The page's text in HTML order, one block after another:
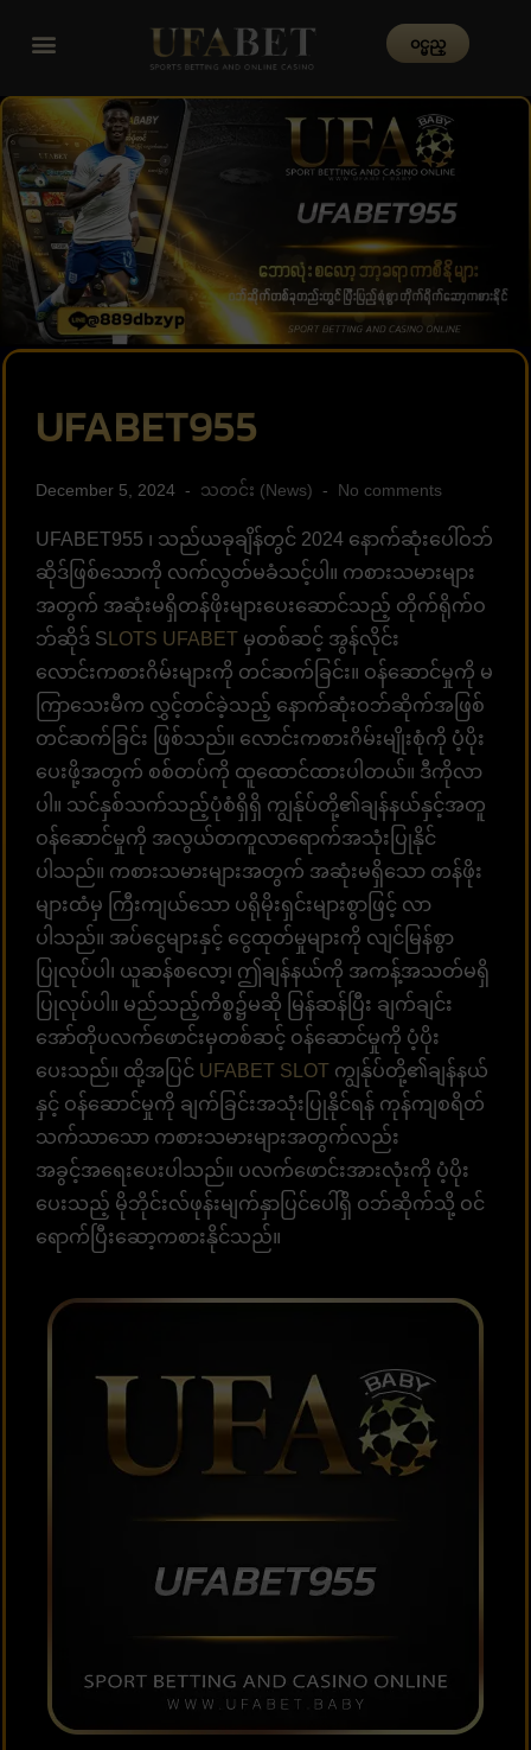
၀င္မည္
UFABET955
December 5, 2024 သတင်း (News) No comments
UFABET955 ၊ သည်ယခုချိန်တွင် 2024 နောက်ဆုံးပေါ်ဝဘ်
ဆိုဒ်ဖြစ်သောကို လက်လွတ်မခံသင့်ပါ။ ကစားသမားများ
အတွက် အဆုံးမရှိတန်ဖိုးများပေးဆောင်သည့် တိုက်ရိုက်ဝ
ဘ်ဆိုဒ် S LOTS UFABET မှတစ်ဆင့် အွန်လိုင်း
လောင်းကစားဂိမ်းများကို တင်ဆက်ခြင်း။ ဝန်ဆောင်မှုကို မ
ကြာသေးမီက လွှင့်တင်ခဲ့သည့် နောက်ဆုံးဝဘ်ဆိုက်အဖြစ်
တင်ဆက်ခြင်း ဖြစ်သည်။ လောင်းကစားဂိမ်းမျိုးစုံကို ပံ့ပိုး
ပေးဖို့အတွက် စစ်တပ်ကို ထူထောင်ထားပါတယ်။ ဒီကိုလာ
ပါ။ သင်နှစ်သက်သည့်ပုံစံရှိရှိ ကျွန်ုပ်တို့၏ချန်နယ်နှင့်အတူ
ဝန်ဆောင်မှုကို အလွယ်တကူလာရောက်အသုံးပြုနိုင်
ပါသည်။ ကစားသမားများအတွက် အဆုံးမရှိသော တန်ဖိုး
များထံမှ ကြီးကျယ်သော ပရိုမိုးရှင်းများစွာဖြင့် လာ
ပါသည်။ အပ်ငွေများနှင့် ငွေထုတ်မှုများကို လျင်မြန်စွာ
ပြုလုပ်ပါ၊ ယူဆန်စလော့၊ ဤချန်နယ်ကို အကန့်အသတ်မရှိ
ပြုလုပ်ပါ။ မည်သည့်ကိစ္စ၌မဆို မြန်ဆန်ပြီး ချက်ချင်း
အော်တိုပလက်ဖောင်းမှတစ်ဆင့် ဝန်ဆောင်မှုကို ပံ့ပိုး
ပေးသည်။ ထို့အပြင် UFABET SLOT ကျွန်ုပ်တို့၏ချန်နယ်
နှင့် ဝန်ဆောင်မှုကို ချက်ခြင်းအသုံးပြုနိုင်ရန် ကုန်ကျစရိတ်
သက်သာသော ကစားသမားများအတွက်လည်း
အခွင့်အရေးပေးပါသည်။ ပလက်ဖောင်းအားလုံးကို ပံ့ပိုး
ပေးသည့် မိုဘိုင်းလ်ဖုန်းမျက်နှာပြင်ပေါ်ရှိ ဝဘ်ဆိုက်သို့ ဝင်
ရောက်ပြီးဆော့ကစားနိုင်သည်။